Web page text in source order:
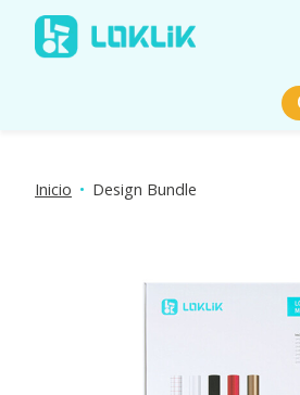
Inicio • Design Bundle